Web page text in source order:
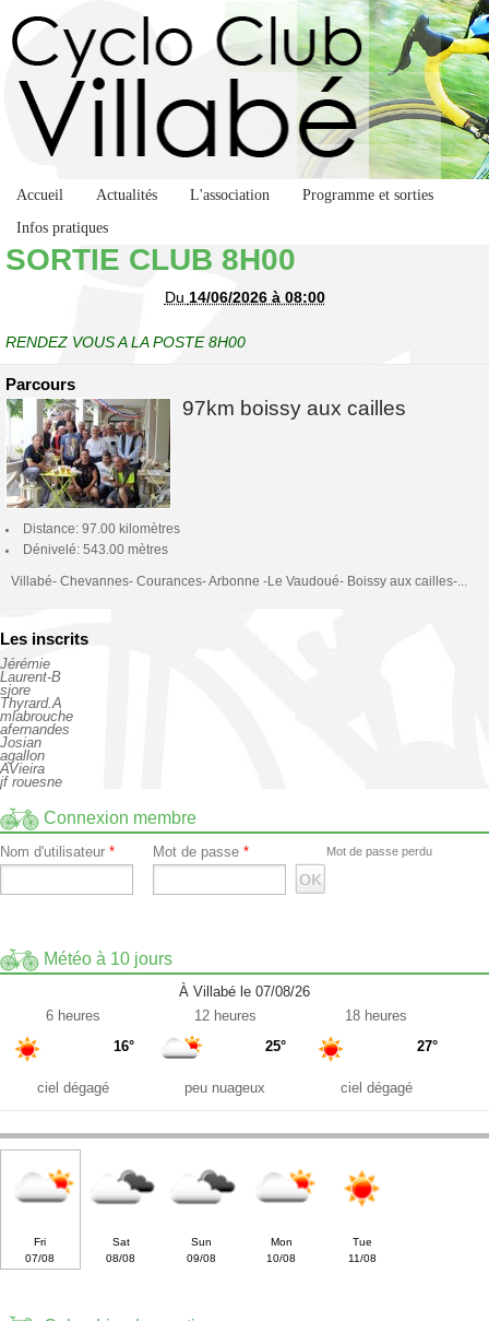
Accueil Actualités L'association
Programme et sorties
Infos pratiques
SORTIE CLUB 8H00
Du 14/06/2026 à 08:00
RENDEZ VOUS A LA POSTE 8H00
Parcours
97km boissy aux cailles
Distance: 97.00 kilomètres
Dénivelé: 543.00 mètres
Villabé- Chevannes- Courances- Arbonne -Le Vaudoué- Boissy aux cailles-...
Les inscrits
Jérémie
Laurent-B
sjore
Thyrard.A
mlabrouche
afernandes
Josian
agallon
AVieira
jf rouesne
Connexion membre
Nom d'utilisateur * Mot de passe * Mot de passe perdu
Météo à 10 jours
À Villabé le 07/08/26
6 heures
16°
ciel dégagé
12 heures
25°
peu nuageux
18 heures
27°
ciel dégagé
Fri
07/08
Sat
08/08
Sun
09/08
Mon
10/08
Tue
11/08